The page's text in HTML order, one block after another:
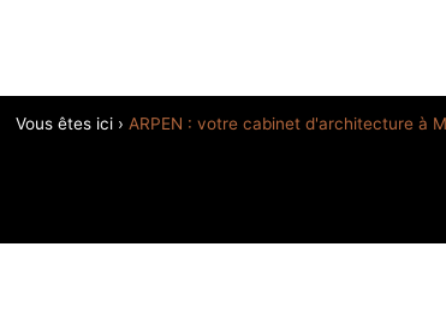
Vous êtes ici › ARPEN : votre cabinet d'architecture à